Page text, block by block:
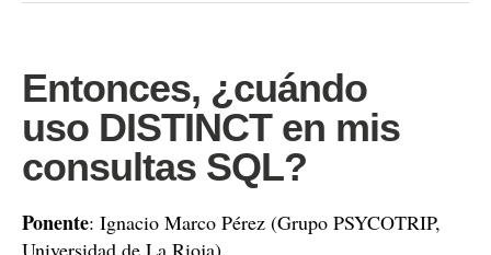
Entonces, ¿cuándo
uso DISTINCT en mis
consultas SQL?
Ponente: Ignacio Marco Pérez (Grupo PSYCOTRIP,
Universidad de La Rioja).